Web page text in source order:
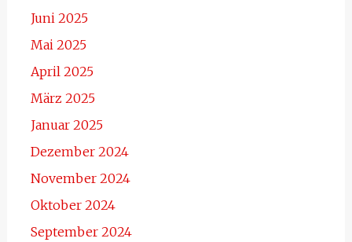
Juni 2025
Mai 2025
April 2025
März 2025
Januar 2025
Dezember 2024
November 2024
Oktober 2024
September 2024